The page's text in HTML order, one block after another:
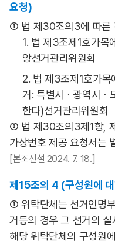
요청)
① 법 제30조의3에 따른
1. 법 제3조제1호가목
앙선거관리위원회
2. 법 제3조제1호가목
거: 특별시ㆍ광역시ㆍ
한다)선거관리위원회
② 법 제30조의3제1항,
가상번호 제공 요청서는
[본조신설 2024. 7. 18.]
제15조의 4 (구성원에
① 위탁단체는 선거인명
거등의 경우 그 선거의
해당 위탁단체의 구성원